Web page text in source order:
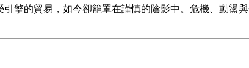
擎的貿易，如今卻籠罩在謹慎的陰影中。危機、動